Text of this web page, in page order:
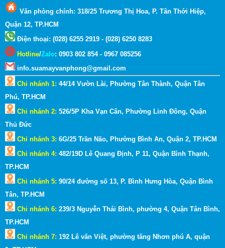
Văn phòng chính: 318/25 Trương Thị Hoa, P. Tân Thới Hiệp,
Quận 12, TP.HCM
Điện thoại: (028) 6255 2919 - (028) 6250 8283
Hotline/Zalo: 0903 802 854 - 0967 085256
info.suamayvanphong@gmail.com
Chi nhánh 1: 44/14 Vườn Lài, Phường Tân Thành, Quận Tân
Phú, TP.HCM
Chi nhánh 2: 526/5P Kha Vạn Cân, Phường Linh Đông, Quận
Thủ Đức
Chi nhánh 3: 6G/25 Trần Não, Phường Bình An, Quận 2, TP.HCM
Chi nhánh 4: 482/19D Lê Quang Định, P 11, Quận Bình Thạnh,
TP.HCM
Chi nhánh 5: 90/24 đường số 13, P. Bình Hưng Hòa, Quận Bình
Tân, TP.HCM
Chi nhánh 6: 239/3 Nguyễn Thái Bình, phường 4, Quận Tân Bình,
TP.HCM
Chi nhánh 7: 192 Lê văn Việt, phường tăng Nhơn phú A, quận